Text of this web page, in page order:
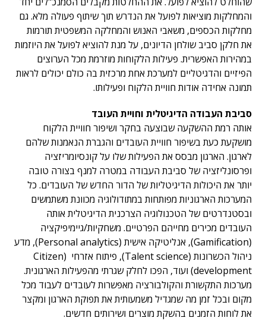
והמחלקות מוציאות לפועל את הנדרש תוך שיתוף פעולה מלא. גם
מחלקות הכספים, משאבי האנוש והמחלקה המשפטית תורמות
את חלקן סביב שולחן הדיונים, על מנת להוציא לפועל את היוזמות
במהירות האפשרית. פעילות הלקוחות מוזרמת מכל הערוצים
הפיזיים והדגיטליים למערכת אחת מרכזית בה כולם יכולים לראות
תמונה אחידה אודות חוויית הלקוח ופעילותו.
סביבת העבודה הדיגיטלית וחויית העובד
אותה רמת ההשקעה שבוצעה בחקר ושיפור חוויית הלקוח
מושקעת כעת בשיפור חוויית העובדים והגברת הנאמנות שלהם
לארגון. הארגון מבסס את הפעילות שלו על קונסיומריזציה
ופרסונליזציה של סביבת העבודה במטרה למנף בצורה טובה
יותר את היכולות הדיגיטליות של הדור החדש של העובדים. כל
המערכות הארגוניות מפותחות במתודולוגיה מכוונת משתמשים
ובסטנדרטים של הטכנולוגיה הצרכנית הדיגיטלית אותה
העובדים מכירים מחייהם הפרטיים. משחקיות/גיימיפיקציה
(Gamification), אנליטיקה אישית (Personal analytics), מדע
ניהול הכשרונות (Talent science), פיתוח אזרחי (Citizen
development) ועוד, הפכו לחלק שגרתי מהפעילות הארגונית.
מערכות התקשורת והקולבורציה מאפשרות לעובדים לעבוד מכל
מקום ובכל זמן מה שמגדיל משמעותית את תפוקת הארגון ומקצר
את לוחות הזמנים בהשקת מוצרים ושירותים חדשים.